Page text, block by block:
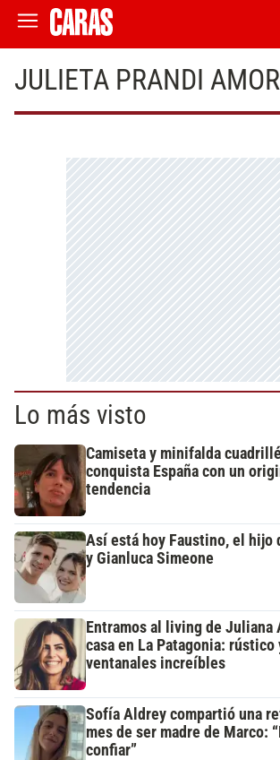
JULIETA PRANDI AMOR
Lo más visto
Camiseta y minifalda
conquista España con un
tendencia
Así está hoy Faustino, el hijo
y Gianluca Simeone
Entramos al living de Juliana
casa en La Patagonia: rústico
ventanales increíbles
Sofía Aldrey compartió una
mes de ser madre de Marco:
confiar”